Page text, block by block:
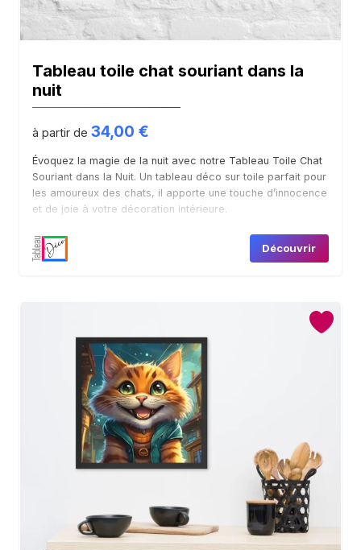
Boutique
Contact
Tableau toile chat souriant dans la
nuit
à partir de 34,00 €
Évoquez la magie de la nuit avec notre Tableau Toile Chat
Souriant dans la Nuit. Un tableau déco sur toile parfait pour
les amoureux des chats, il apporte une touche d’innocence
et de joie à votre décoration intérieure.
Découvrir